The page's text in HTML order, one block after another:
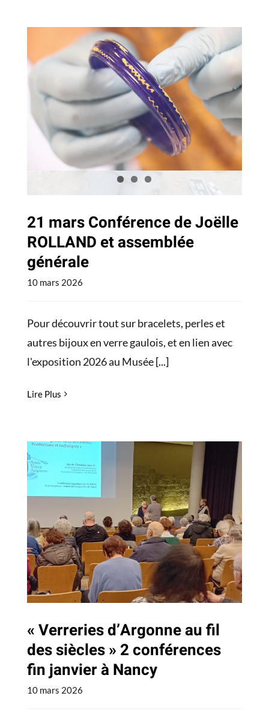
21 mars Conférence de
Joëlle ROLLAND et
assemblée générale
Actualités
21 mars Conférence de Joëlle
ROLLAND et assemblée
générale
10 mars 2026
Pour découvrir tout sur bracelets, perles et
autres bijoux en verre gaulois, et en lien avec ​
l'exposition ​2026 au Musée[...]
Lire Plus
« Verreries d’Argonne au
fil des siècles » 2
conférences fin janvier à
Nancy
Actualités
« Verreries d’Argonne au fil
des siècles » 2 conférences
fin janvier à Nancy
10 mars 2026